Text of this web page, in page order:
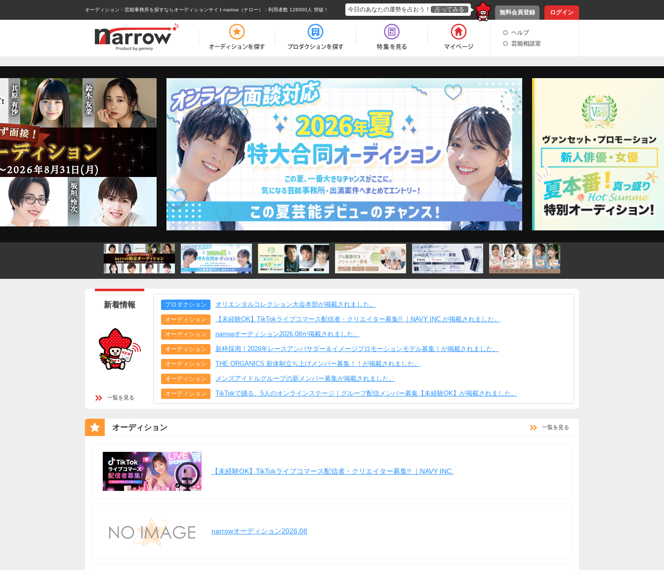
オーディション・芸能事務所を探すならオーディションサイトnarrow（ナロー） ：利用者数 128000人 突破！ 無料会員登録 ログイン
今日のあなたの運勢を占おう！ 占ってみる
ヘルプ
芸能相談室
新着情報
一覧を見る
プロダクション オリエンタルコレクション大会本部が掲載されました。
オーディション 【未経験OK】TikTokライブコマース配信者・クリエイター募集!! ｜NAVY INC.が掲載されました。
オーディション narrowオーディション2026.08が掲載されました。
オーディション 新枠採用！2026年レースアンバサダー＆イメージプロモーションモデル募集！が掲載されました。
オーディション THE ORGANICS 新体制立ち上げメンバー募集！！が掲載されました。
オーディション メンズアイドルグループの新メンバー募集が掲載されました。
オーディション TikTokで踊る、5人のオンラインステージ｜グループ配信メンバー募集【未経験OK】が掲載されました。
オーディション 一覧を見る
【未経験OK】TikTokライブコマース配信者・クリエイター募集!! ｜NAVY INC.
narrowオーディション2026.08